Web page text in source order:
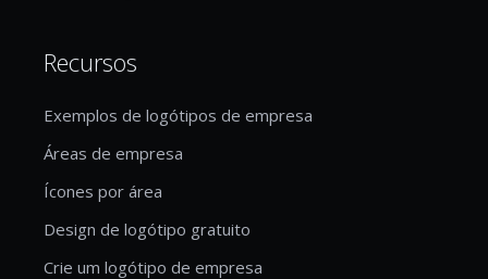
Recursos
Exemplos de logótipos de empresa
Áreas de empresa
Ícones por área
Design de logótipo gratuito
Crie um logótipo de empresa